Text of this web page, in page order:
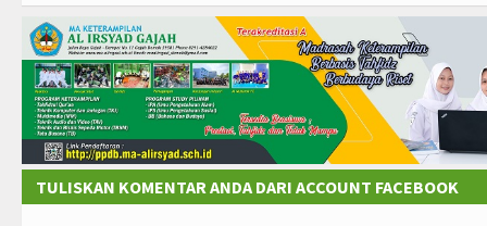
TULISKAN KOMENTAR ANDA DARI ACCOUNT FACEBOOK